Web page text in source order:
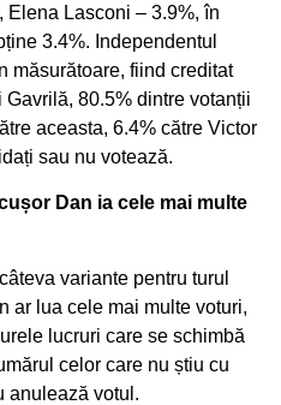
Elena Lasconi – 3.9%, în
3.4%. Independentul
măsurătoare, fiind creditat
80.5% dintre votanții
aceasta, 6.4% către Victor
sau nu votează.
Dan ia cele mai multe
variante pentru turul
ar lua cele mai multe voturi,
lucruri care se schimbă
celor care nu știu cu
anulează votul.